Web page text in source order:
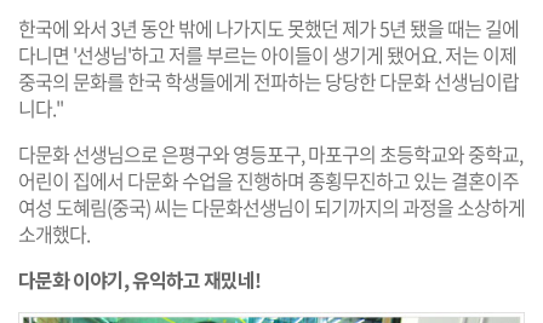
한국에 와서 3년 동안 밖에 나가지도 못했던 제가 5년 됐을 때는 길에
다니면 '선생님'하고 저를 부르는 아이들이 생기게 됐어요. 저는 이제
중국의 문화를 한국 학생들에게 전파하는 당당한 다문화 선생님이랍
니다."
다문화 선생님으로 은평구와 영등포구, 마포구의 초등학교와 중학교,
어린이 집에서 다문화 수업을 진행하며 종횡무진하고 있는 결혼이주
여성 도혜림(중국) 씨는 다문화선생님이 되기까지의 과정을 소상하게
소개했다.
다문화 이야기, 유익하고 재밌네!